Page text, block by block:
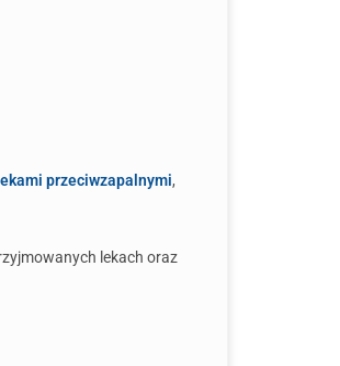
przeciwzapalnymi,
lekach oraz